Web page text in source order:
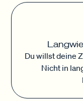
Du willst deine
Nicht in